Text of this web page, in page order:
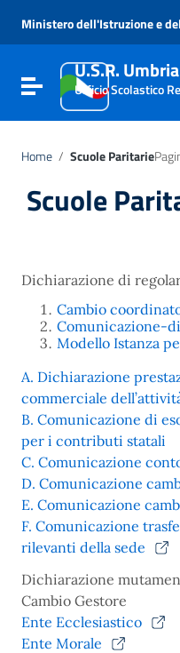
Vai al menu di
Vai al footer
Ministero dell'Istruzione e
Attiva / disattiva la
U.S.R. Umbria
Ufficio Scolastico
Home / Scuole Paritarie
Scuole
Dichiarazione di
Cambio
Comunicazione-
Modello Istanza
A. Dichiarazione
commerciale
B. Comunicazione di
per i contributi statali
C. Comunicazione
D. Comunicazione
E. Comunicazione
F. Comunicazione
rilevanti della sede
Dichiarazione
Cambio Gestore
Ente Ecclesiastico
Ente Morale